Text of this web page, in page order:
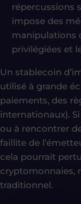
répercussions
impose des
manipulations
privilégiées et
Un stablecoin
utilisé à grande
paiements, des
internationaux).
ou à rencontrer
faillite de
cela pourrait
cryptomonnaies,
traditionnel.